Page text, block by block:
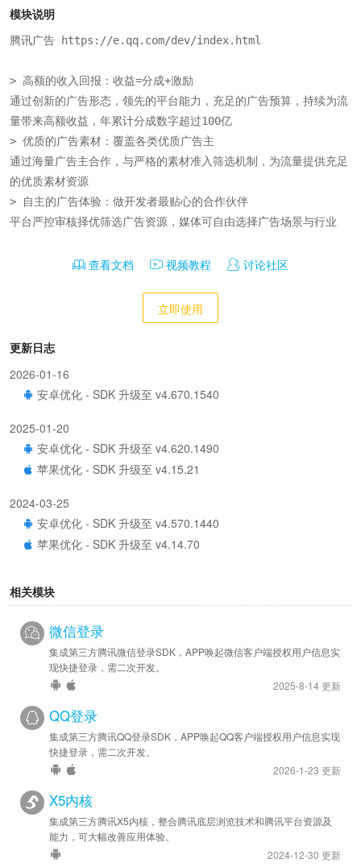
模块说明
腾讯广告 https://e.qq.com/dev/index.html
> 高额的收入回报：收益=分成+激励
通过创新的广告形态，领先的平台能力，充足的广告预算，持续为流
量带来高额收益，年累计分成数字超过100亿
> 优质的广告素材：覆盖各类优质广告主
通过海量广告主合作，与严格的素材准入筛选机制，为流量提供充足
的优质素材资源
> 自主的广告体验：做开发者最贴心的合作伙伴
平台严控审核择优筛选广告资源，媒体可自由选择广告场景与行业
查看文档 视频教程 讨论社区
立即使用
更新日志
2026-01-16
安卓优化 - SDK 升级至 v4.670.1540
2025-01-20
安卓优化 - SDK 升级至 v4.620.1490
苹果优化 - SDK 升级至 v4.15.21
2024-03-25
安卓优化 - SDK 升级至 v4.570.1440
苹果优化 - SDK 升级至 v4.14.70
安卓优化 - SDK 升级至 v4.541.1411
苹果优化 - SDK 升级至 v4.14.42
2023-06-19
安卓优化 - SDK 升级至 v4.530.1400
苹果优化 - SDK 升级至 v4.14.30
2023-03-14
安卓优化 - SDK 升级至 v4.514.1384
苹果优化 - SDK 升级至 v4.14.12
2023-02-03
苹果优化 - SDK 升级至 v4.14.10
2023-01-12
相关模块
微信登录
集成第三方腾讯微信登录SDK，APP唤起微信客户端授权用户信息实
现快捷登录，需二次开发。
2025-8-14 更新
QQ登录
集成第三方腾讯QQ登录SDK，APP唤起QQ客户端授权用户信息实现
快捷登录，需二次开发。
2026-1-23 更新
X5内核
集成第三方腾讯X5内核，整合腾讯底层浏览技术和腾讯平台资源及
能力，可大幅改善应用体验。
2024-12-30 更新